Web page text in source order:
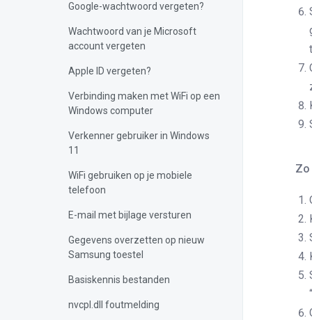
Google-wachtwoord vergeten?
Wachtwoord van je Microsoft
account vergeten
Apple ID vergeten?
Verbinding maken met WiFi op een
Windows computer
Verkenner gebruiker in Windows
11
WiFi gebruiken op je mobiele
telefoon
E-mail met bijlage versturen
Gegevens overzetten op nieuw
Samsung toestel
Basiskennis bestanden
nvcpl.dll foutmelding
Zo